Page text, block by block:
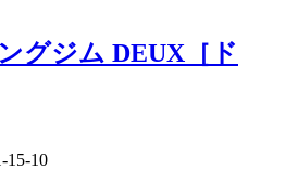
15-10